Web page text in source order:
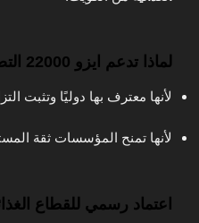
لماذا تدعم ايزو 22000 التصدير ؟
لأنها معترف بها دوليًا وتثبت
لأنها تمنح المؤسسات ثقة
اعتماد رسمي للقطاع